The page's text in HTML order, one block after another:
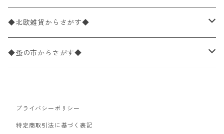
ライスペーパー
ペーパーリネンナプキン
ワックスペーパー
パック売り
バラ売り
パック売り
21×21cm（ポケットサイズ）
バラ売り
33cm（ラウンド）
動物・鳥・昆虫・蝶柄
海・魚柄
食べ物・フルーツ・野菜・ドリンク柄
ランチサイズ
カクテルサイズ
ドイツ製 Ambiente/アンビエンテ
ランチサイズ
ドイツ製 Paperproducts Design
カクテルサイズ
ランチサイズ
ドイツ製 ti-flair/ティーフレア
デコパージュ液
デコパージュ下地
デコパージュはさみ
◆北欧雑貨からさがす◆
シリコンモールド
トレイ
◆蚤の市からさがす◆
北欧雑貨
プライバシーポリシー
特定商取引法に基づく表記